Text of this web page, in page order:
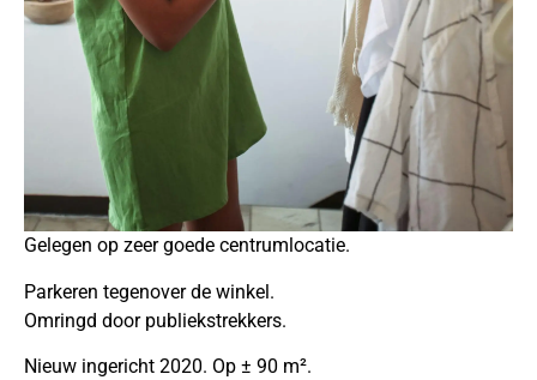
Gelegen op zeer goede centrumlocatie.
Parkeren tegenover de winkel.
Omringd door publiekstrekkers.
Nieuw ingericht 2020. Op ± 90 m².